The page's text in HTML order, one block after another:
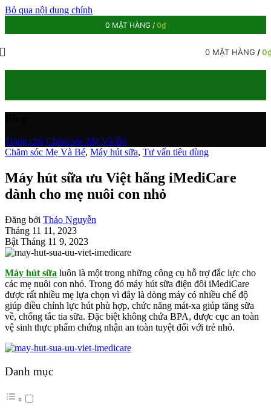
Bỏ qua nội dung chính
0 MẶT HÀNG / 0₫
0 MẶT HÀNG /0
Trang chủ Chăm sóc Mẹ Và Bé
Chăm sóc Mẹ Và Bé, Máy hút sữa, Tư vấn tiêu dùng
Máy hút sữa ưu Việt hãng iMediCare
dành cho mẹ nuôi con nhỏ
Đăng bởi Thảo Nguyễn
Tháng 11 11, 2023
Bật Tháng 11 9, 2023
Máy hút sữa luôn là một trong những công cụ hỗ trợ đắc lực cho
các mẹ nuôi con nhỏ. Trong đó máy hút sữa điện đôi iMediCare
được rất nhiều mẹ lựa chọn vì đây là dòng máy có nhiều chế độ
giúp điều chỉnh lực hút phù hợp, chức năng mát-xa giúp tăng sữa
về, chống tắc tia sữa. Đặc biệt không chứa BPA, được cục an toàn
vệ sinh thực phẩm chứng nhận an toàn tuyệt đối với trẻ nhỏ.
Danh mục